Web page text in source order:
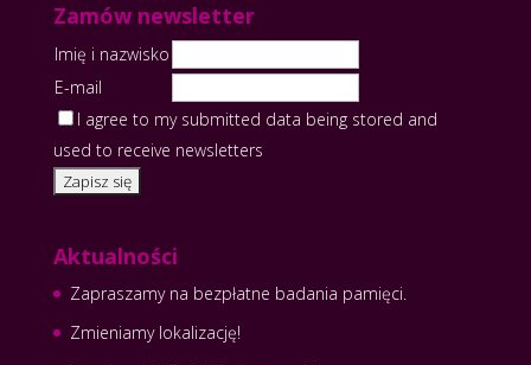
Zamów newsletter
Imię i nazwisko
E-mail
I agree to my submitted data being stored and
used to receive newsletters
Aktualności
Zapraszamy na bezpłatne badania pamięci.
Zmieniamy lokalizację!